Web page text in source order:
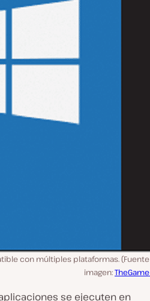
con múltiples plataformas.
imagen:
se ejecuten en